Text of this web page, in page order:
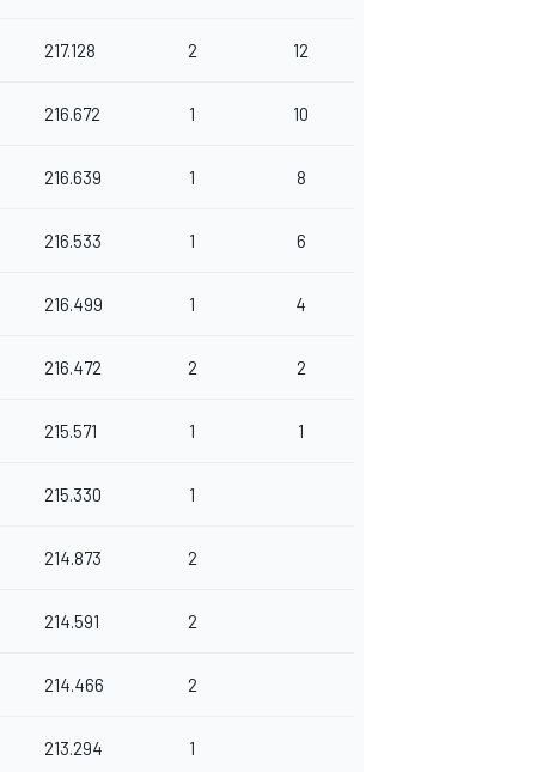
217.128 2 12
216.672 1 10
216.639 1 8
216.533 1 6
216.499 1 4
216.472 2 2
215.571 1 1
215.330 1
214.873 2
214.591 2
214.466 2
213.294 1